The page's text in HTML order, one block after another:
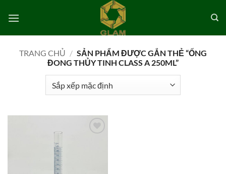
qua
TRANG CHỦ / SẢN PHẨM ĐƯỢC GẮN THẺ “ỐNG
ĐONG THỦY TINH CLASS A 250ML”